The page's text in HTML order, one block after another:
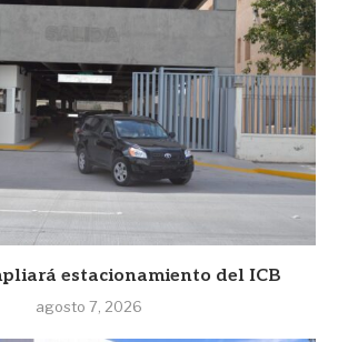
estacionamiento del ICB
agosto 7, 2026